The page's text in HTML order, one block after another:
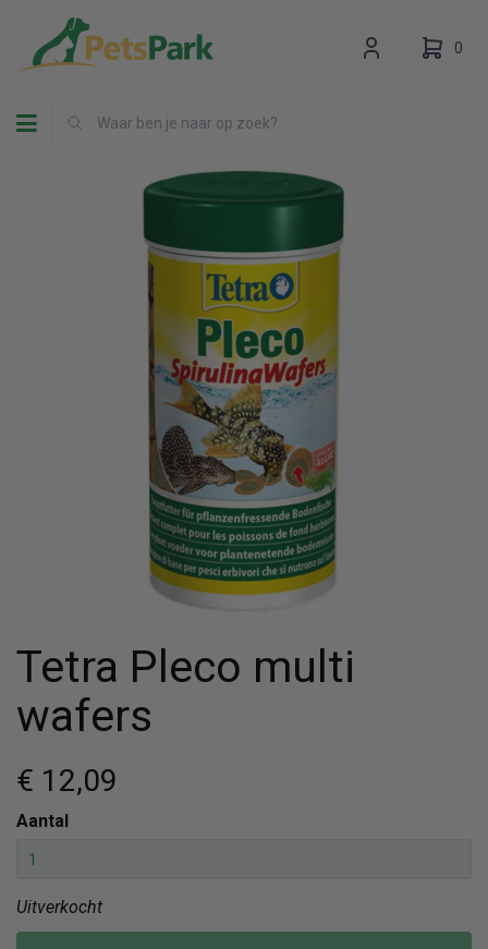
Toggle navigation
0
Uw winkelwagen is leeg.
Vul hem met producten.
Tetra Pleco multi
wafers
€ 12,09
Aantal
Uitverkocht